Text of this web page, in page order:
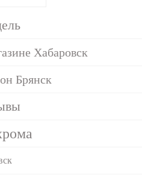
Хабаровск
Брянск